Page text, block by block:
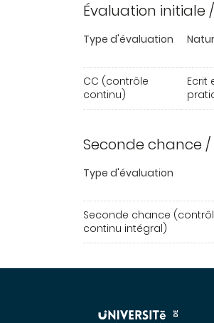
Évaluation initiale
Type d'évaluation
CC (contrôle
continu)
Ecrit
Seconde chance
Type d'évaluation
Seconde chance
continu intégral)